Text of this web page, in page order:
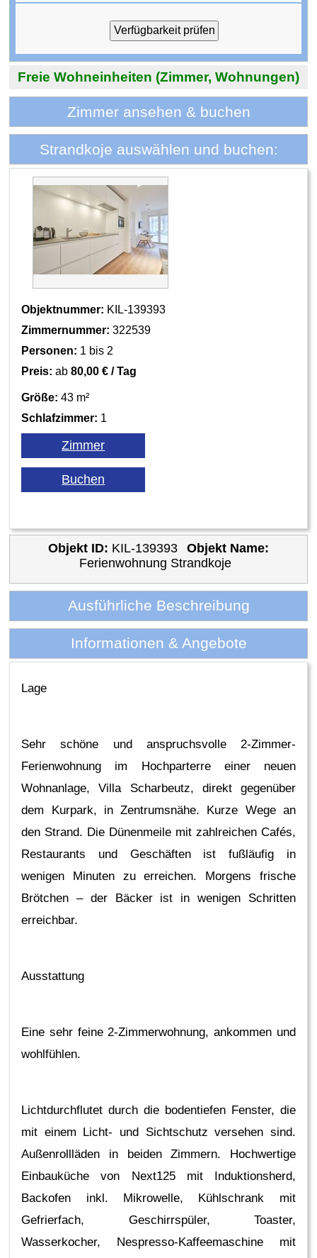
Freie Wohneinheiten (Zimmer, Wohnungen)
Zimmer ansehen & buchen
Strandkoje auswählen und buchen:
Objektnummer: KIL-139393
Zimmernummer: 322539
Personen: 1 bis 2
Preis: ab80,00 € / Tag
Größe: 43 m²
Schlafzimmer: 1
Objekt ID: KIL-139393
Objekt Name:
Ferienwohnung Strandkoje
Ausführliche Beschreibung
Informationen & Angebote
Lage
Sehr schöne und anspruchsvolle 2-Zimmer-
Ferienwohnung im Hochparterre einer neuen
Wohnanlage, Villa Scharbeutz, direkt gegenüber
dem Kurpark, in Zentrumsnähe. Kurze Wege an
den Strand. Die Dünenmeile mit zahlreichen Cafés,
Restaurants und Geschäften ist fußläufig in
wenigen Minuten zu erreichen. Morgens frische
Brötchen – der Bäcker ist in wenigen Schritten
erreichbar.
Ausstattung
Eine sehr feine 2-Zimmerwohnung, ankommen und
wohlfühlen.
Lichtdurchflutet durch die bodentiefen Fenster, die
mit einem Licht- und Sichtschutz versehen sind.
Außenrollläden in beiden Zimmern. Hochwertige
Einbauküche von Next125 mit Induktionsherd,
Backofen inkl. Mikrowelle, Kühlschrank mit
Gefrierfach, Geschirrspüler, Toaster,
Wasserkocher, Nespresso-Kaffeemaschine mit